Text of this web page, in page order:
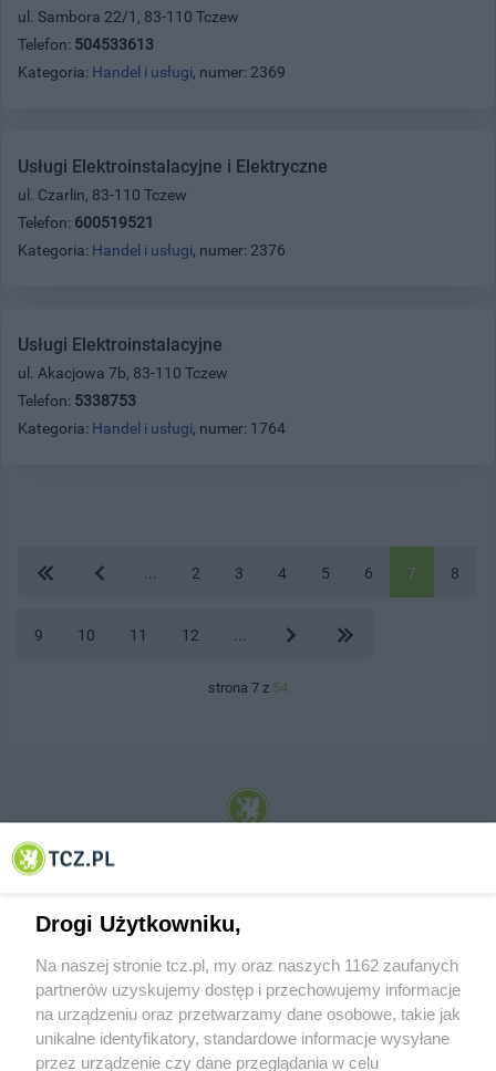
ul. Sambora 22/1, 83-110 Tczew
Telefon: 504533613
Kategoria: Handel i usługi, numer: 2369
Usługi Elektroinstalacyjne i Elektryczne
ul. Czarlin, 83-110 Tczew
Telefon: 600519521
Kategoria: Handel i usługi, numer: 2376
Usługi Elektroinstalacyjne
ul. Akacjowa 7b, 83-110 Tczew
Telefon: 5338753
Kategoria: Handel i usługi, numer: 1764
2 3 4 5 6 7 8
9 10 11 12
strona 7 z 54
© 2001-2026 Tczew - TCZ.PL Sp. z o.o. Internetowy Serwis Informacyjny Miasta
Drogi Użytkowniku,
Na naszej stronie tcz.pl, my oraz naszych 1162 zaufanych
partnerów uzyskujemy dostęp i przechowujemy informacje
na urządzeniu oraz przetwarzamy dane osobowe, takie jak
unikalne identyfikatory, standardowe informacje wysyłane
przez urządzenie czy dane przeglądania w celu